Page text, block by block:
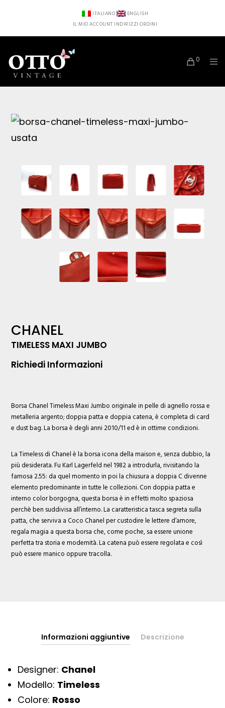
ITALIANO
ENGLISH
IL MIO ACCOUNT INDIRIZZI ORDINI
0
CHANEL
TIMELESS MAXI JUMBO
Richiedi Informazioni
BorsaChanelTimeless Maxi Jumbo originale in pelle di agnello rossa e
metalleria argento; doppia patta e doppia catena, è completa di card
e dust bag. La borsa è degli anni 2010/11 ed è in ottime condizioni.
La Timeless di Chanel è la borsa icona della maison e, senza dubbio, la
più desiderata. Fu Karl Lagerfeld nel 1982 a introdurla, rivisitando la
famosa 2.55: da quel momento in poi la chiusura a doppia C divenne
elemento predominante in tutte le collezioni. Con doppia patta e
interno color borgogna, questa borsa è in effetti molto spaziosa
perchè ben suddivisa all’interno. La caratteristica tasca segreta sulla
patta, che serviva a Coco Chanel per custodire le lettere d’amore,
regala magia a questa borsa che, come poche, sa essere unione
perfetta tra storia e modernità. La catena può essere regolata e così
può essere manico oppure tracolla.
Informazioni aggiuntive Descrizione
Designer: Chanel
Modello: Timeless
Colore: Rosso